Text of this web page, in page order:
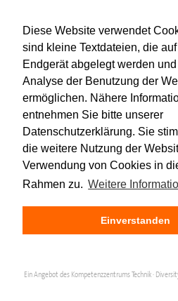
Diese Website verwendet
sind kleine Textdateien, die
Endgerät abgelegt werden
Analyse der Benutzung der
ermöglichen. Nähere
entnehmen Sie bitte unserer
Datenschutzerklärung. Sie
die weitere Nutzung der
Verwendung von Cookies in
Rahmen zu. Weitere
Einverstanden
Ein Angebot des Kompetenzzentrums Technik ·